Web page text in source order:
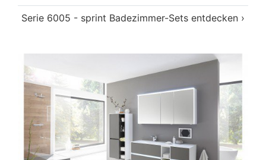
Serie 6005 - sprint Badezimmer-Sets entdecken ›